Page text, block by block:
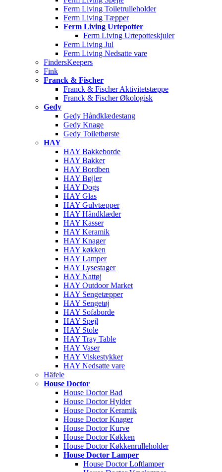
Ferm Living Toiletrulleholder
Ferm Living Tæpper
Ferm Living Urtepotter
Ferm Living Urtepotteskjuler
Ferm Living Jul
Ferm Living Nedsatte vare
FindersKeepers
Fink
Franck & Fischer
Franck & Fischer Aktivitetstæppe
Franck & Fischer Økologisk
Gedy
Gedy Håndklædestang
Gedy Knage
Gedy Toiletbørste
HAY
HAY Bakkeborde
HAY Bakker
HAY Bordben
HAY Bøjler
HAY Dogs
HAY Glas
HAY Gulvtæpper
HAY Håndklæder
HAY Kasser
HAY Keramik
HAY Knager
HAY køkken
HAY Lamper
HAY Lysestager
HAY Nattøj
HAY Outdoor Market
HAY Sengetæpper
HAY Sengetøj
HAY Sofaborde
HAY Spejl
HAY Stole
HAY Tray Table
HAY Vaser
HAY Viskestykker
HAY Nedsatte vare
Häfele
House Doctor
House Doctor Bad
House Doctor Hylder
House Doctor Keramik
House Doctor Knager
House Doctor Kurve
House Doctor Køkken
House Doctor Køkkenrulleholder
House Doctor Lamper
House Doctor Loftlamper